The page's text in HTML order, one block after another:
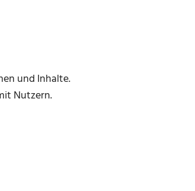
und Inhalte.
Nutzern.